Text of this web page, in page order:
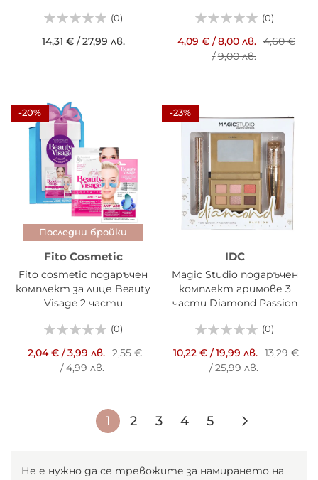
(0)
14,31 €/27,99 лв.
(0)
4,09 €/8,00 лв. 4,60 €
/9,00 лв.
-20%
Последни бройки
Fito Cosmetic
Fito cosmetic подаръчен
комплект за лице Beauty
Visage 2 части
(0)
2,04 €/3,99 лв. 2,55 €
/4,99 лв.
-23%
IDC
Magic Studio подаръчен
комплект гримове 3
части Diamond Passion
(0)
10,22 € /19,99 лв. 13,29 €
/25,99 лв.
Страница
В
четете
1 Страница
2 Страница
3 Страница
4 Страница
5
Не е нужно да се тревожите за намирането на